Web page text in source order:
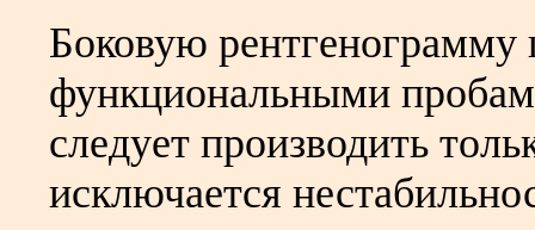
Боковую
функциональными
следует производить
исключается